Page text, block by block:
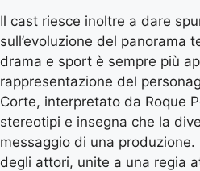
Il cast riesce inoltre a dare
sull’evoluzione del panorama
drama e sport è sempre più
rappresentazione del
Corte, interpretato da Roque
stereotipi e insegna che la
messaggio di una
degli attori, unite a una regia